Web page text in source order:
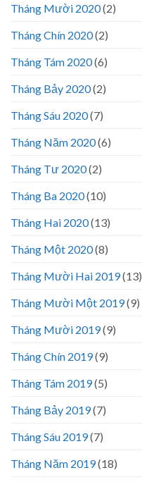
Tháng Mười 2020(2)
Tháng Chín 2020(2)
Tháng Tám 2020(6)
Tháng Bảy 2020(2)
Tháng Sáu 2020(7)
Tháng Năm 2020(6)
Tháng Tư 2020(2)
Tháng Ba 2020(10)
Tháng Hai 2020(13)
Tháng Một 2020(8)
Tháng Mười Hai 2019(13)
Tháng Mười Một 2019(9)
Tháng Mười 2019(9)
Tháng Chín 2019(9)
Tháng Tám 2019(5)
Tháng Bảy 2019(7)
Tháng Sáu 2019(7)
Tháng Năm 2019(18)